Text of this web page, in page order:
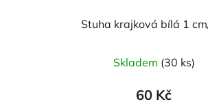
Stuha krajková bílá 1
Skladem (30 ks)
60 Kč